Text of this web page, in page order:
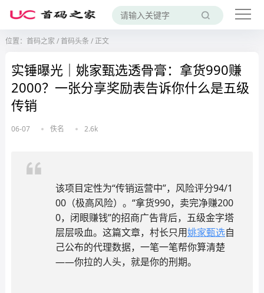
位置： 首码之家 /首码头条 /正文
实锤曝光｜姚家甄选透骨膏：拿货990赚
2000？一张分享奖励表告诉你什么是五级
传销
06-07 佚名 2.6k
该项目定性为“传销运营中”，风险评分94/1
00（极高风险）。“拿货990，卖完净赚200
0，闭眼赚钱”的招商广告背后，五级金字塔
层层吸血。这篇文章，村长只用姚家甄选自
己公布的代理数据，一笔一笔帮你算清楚
——你拉的人头，就是你的刑期。